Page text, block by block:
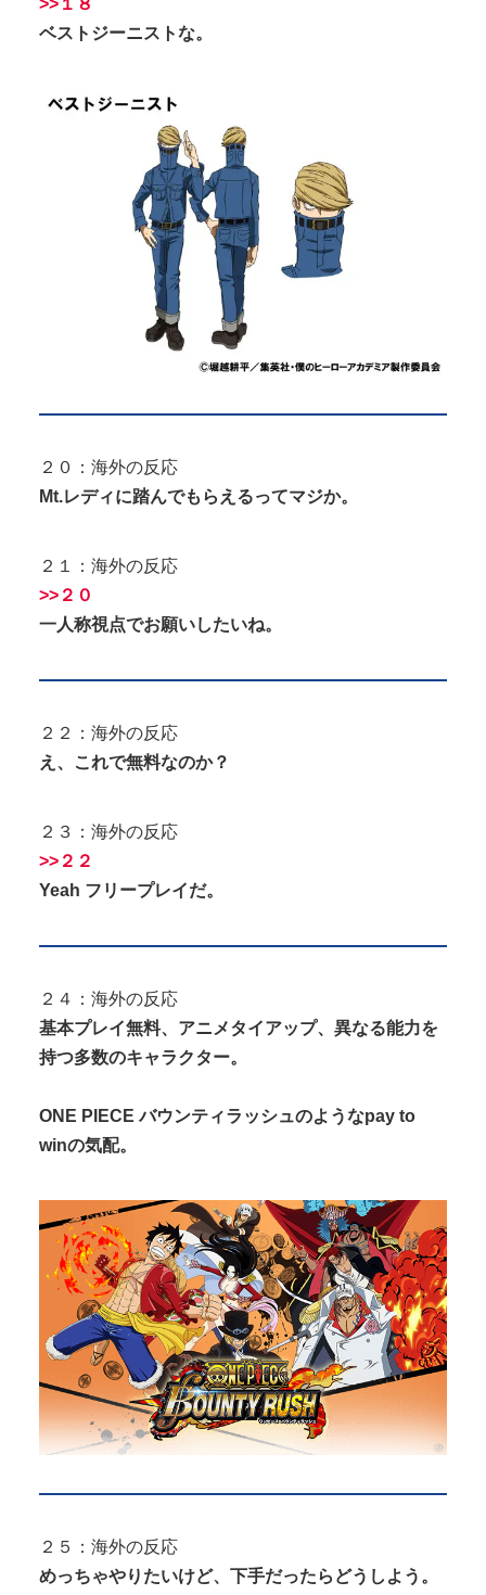
ベストジーニストな。
２０：海外の反応
Mt.レディに踏んでもらえるってマジか。
２１：海外の反応
>>２０
一人称視点でお願いしたいね。
２２：海外の反応
え、これで無料なのか？
２３：海外の反応
>>２２
Yeah フリープレイだ。
２４：海外の反応
基本プレイ無料、アニメタイアップ、異なる能力を
持つ多数のキャラクター。
ONE PIECE バウンティラッシュのようなpay to
winの気配。
２５：海外の反応
めっちゃやりたいけど、下手だったらどうしよう。